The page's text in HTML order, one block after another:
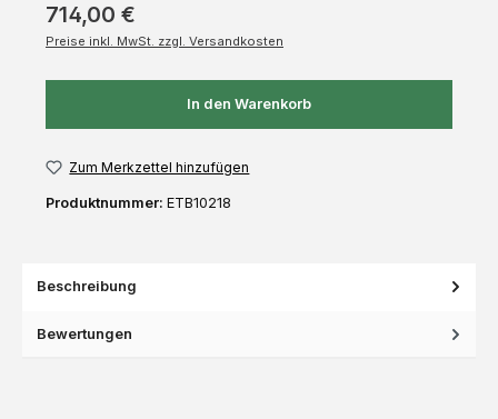
714,00 €
Preise inkl. MwSt. zzgl. Versandkosten
In den Warenkorb
Zum Merkzettel hinzufügen
Produktnummer: ETB10218
Beschreibung
Bewertungen